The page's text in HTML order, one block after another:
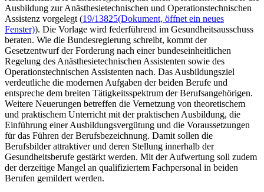
Ausbildung zur Anästhesietechnischen und Operationstechnischen
Assistenz vorgelegt (19/13825(Dokument, öffnet ein neues
Fenster)). Die Vorlage wird federführend im Gesundheitsausschuss
beraten. Wie die Bundesregierung schreibt, kommt der
Gesetzentwurf der Forderung nach einer bundeseinheitlichen
Regelung des Anästhesietechnischen Assistenten sowie des
Operationstechnischen Assistenten nach. Das Ausbildungsziel
verdeutliche die modernen Aufgaben der beiden Berufe und
entspreche dem breiten Tätigkeitsspektrum der Berufsangehörigen.
Weitere Neuerungen betreffen die Vernetzung von theoretischem
und praktischem Unterricht mit der praktischen Ausbildung, die
Einführung einer Ausbildungsvergütung und die Voraussetzungen
für das Führen der Berufsbezeichnung. Damit sollen die
Berufsbilder attraktiver und deren Stellung innerhalb der
Gesundheitsberufe gestärkt werden. Mit der Aufwertung soll zudem
der derzeitige Mangel an qualifiziertem Fachpersonal in beiden
Berufen gemildert werden.